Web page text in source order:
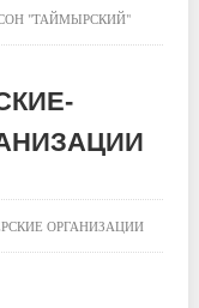
"ТАЙМЫРСКИЙ"
ОРГАНИЗАЦИИ